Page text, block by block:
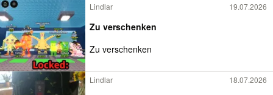
Lindlar 19.07.2026
Zu verschenken
Zu verschenken
Lindlar 18.07.2026